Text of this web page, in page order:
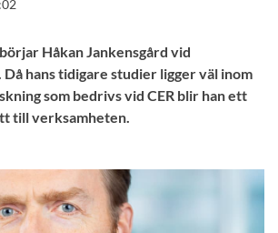
Håkan Jankensgård vid
hans tidigare studier ligger väl inom
som bedrivs vid CER blir han ett
till verksamheten.